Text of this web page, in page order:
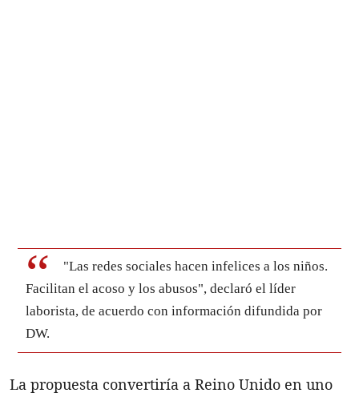
"Las redes sociales hacen infelices a los niños.
Facilitan el acoso y los abusos", declaró el líder
laborista, de acuerdo con información difundida por
DW.
La propuesta convertiría a Reino Unido en uno